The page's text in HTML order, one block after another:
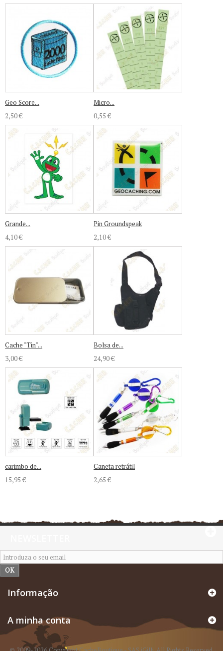
Geo Score...
2,50 €
Micro...
0,55 €
Grande...
4,10 €
Pin Groundspeak
2,10 €
Cache "Tin"...
3,00 €
Bolsa de...
24,90 €
carimbo de...
15,95 €
Caneta retrátil
2,65 €
OK
Informação
A minha conta